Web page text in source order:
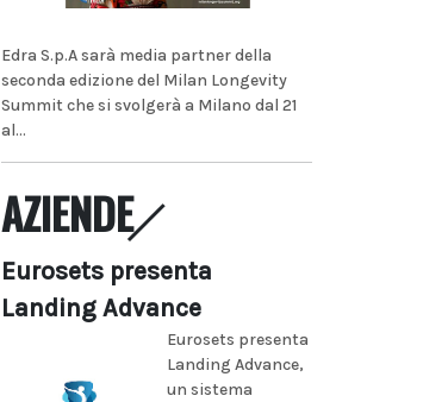
Edra S.p.A sarà media partner della
seconda edizione del Milan Longevity
Summit che si svolgerà a Milano dal 21
al...
AZIENDE
Eurosets presenta
Landing Advance
Eurosets presenta
Landing Advance,
un sistema